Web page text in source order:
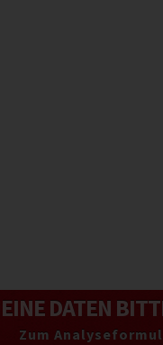
DATEN
Zum